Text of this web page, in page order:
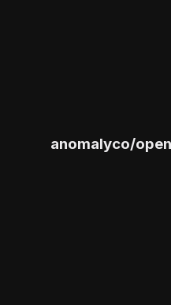
anomalyco/